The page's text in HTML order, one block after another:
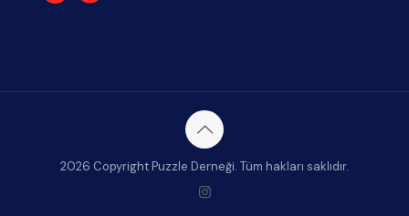
2026 Copyright Puzzle Derneği. Tüm hakları saklıdır.